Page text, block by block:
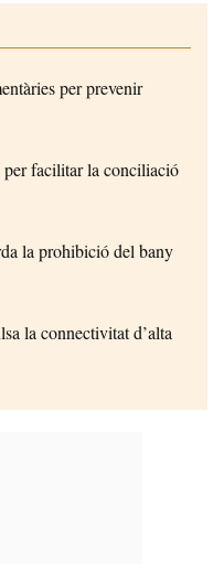
per prevenir
per facilitar la conciliació
la prohibició del bany
la connectivitat d’alta